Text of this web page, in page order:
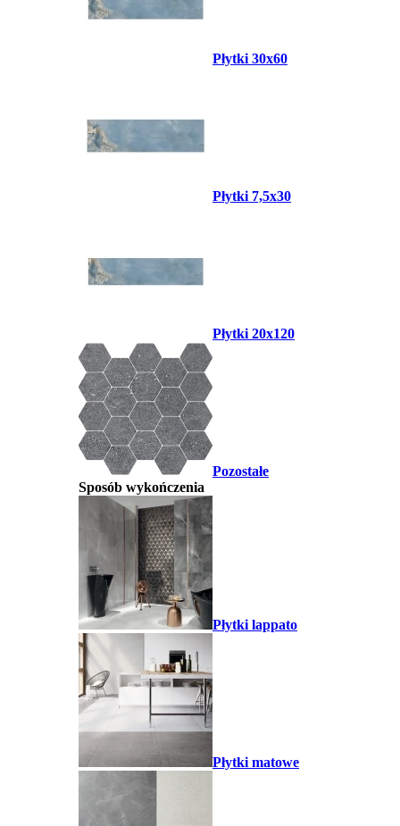
Płytki 30x60
Płytki 7,5x30
Płytki 20x120
Pozostałe
Sposób wykończenia
Płytki lappato
Płytki matowe